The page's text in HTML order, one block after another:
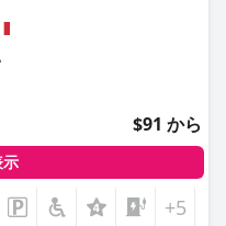
自動車の所有者にとって魅
ューションを提供していま
もいましたが、全体的な可
います。
ベッド、子供が楽しめるプ
たホテルが快適だと感じて
や狭いと感じられています
、ジュリアーノ氏を含むス
さ、そして行き届いたサー
献身は、ゲストに歓迎され
を提供し、ポジティブなゲ
ています。
非常に快適だと感じ、安ら
ハイライトです。バスルー
タブは、贅沢さを添え、魅
す。
$91 から
示
+5